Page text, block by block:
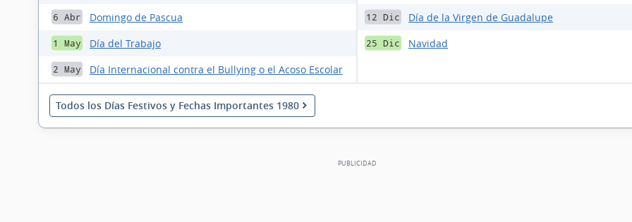
6 Abr Domingo de Pascua
1 May Día del Trabajo
2 May Día Internacional contra el Bullying o el Acoso Escolar
12 Dic Día de la Virgen de Guadalupe
25 Dic Navidad
Todos los Días Festivos y Fechas Importantes 1980